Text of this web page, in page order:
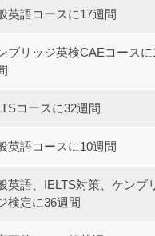
英語コースに17週間
ブリッジ英検CAEコースに
コースに32週間
英語コースに10週間
英語、IELTS対策、ケンブ
検定に36週間